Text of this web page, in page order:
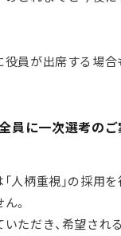
員が出席する場合
員に一次選考の
人柄重視」の採用
。
ただき、希望され